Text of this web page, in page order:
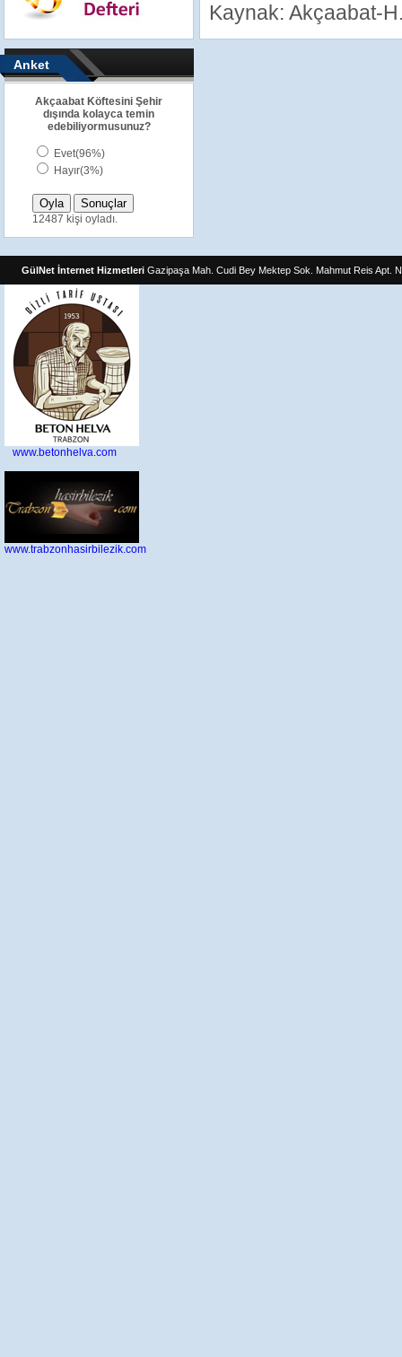
Anket
Akçaabat Köftesini Şehir
dışında kolayca temin
edebiliyormusunuz?
Evet(96%)
Hayır(3%)
12487 kişi oyladı.
Kaynak: Akçaabat-
GülNet İnternet Hizmetleri Gazipaşa Mah. Cudi Bey Mektep Sok. Mahmut Reis
www.betonhelva.com
www.trabzonhasirbilezik.com